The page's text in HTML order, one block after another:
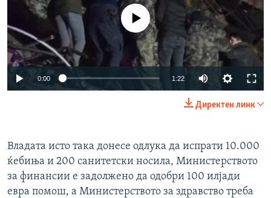
720p 1080p
No media source currently available
0:00 1:22
720p
1080p
Директен линк
Владата исто така донесе одлука да испрати 10.000
ќебиња и 200 санитетски носила, Министерството
за финансии е задолжено да одобри 100 илјади
евра помош, а Министерството за здравство треба